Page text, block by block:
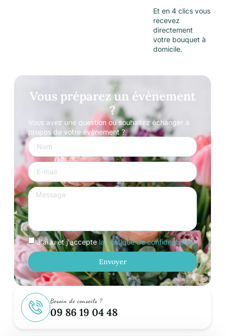
Vous préparez un évènement
?
Vous avez une question ou souhaitez échanger à
propos de votre évènement ?
J'ai lu et j'acceptela politique de confidentialité
Envoyer
Besoin de conseils ?
09 86 19 04 48
Et en 4 clics vous
recevez
directement
votre bouquet à
domicile.